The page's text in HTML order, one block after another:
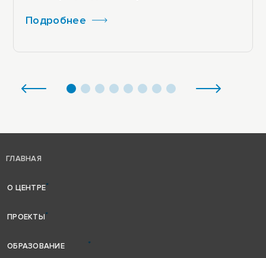
Подробнее
ГЛАВНАЯ
О ЦЕНТРЕ
ПРОЕКТЫ
ОБРАЗОВАНИЕ